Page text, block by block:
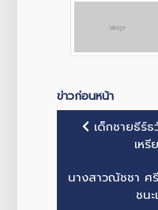
ข่าวก่อนหน้า
เด็กชายธีร์
เหรี
นางสาวณัชชา ศ
ชน